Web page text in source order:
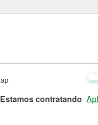
Estamos contratando